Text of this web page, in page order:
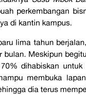
perkembangan
di kantin kampus.
lima tahun
bulan. Meskipun
dihabiskan
membuka
dia terus